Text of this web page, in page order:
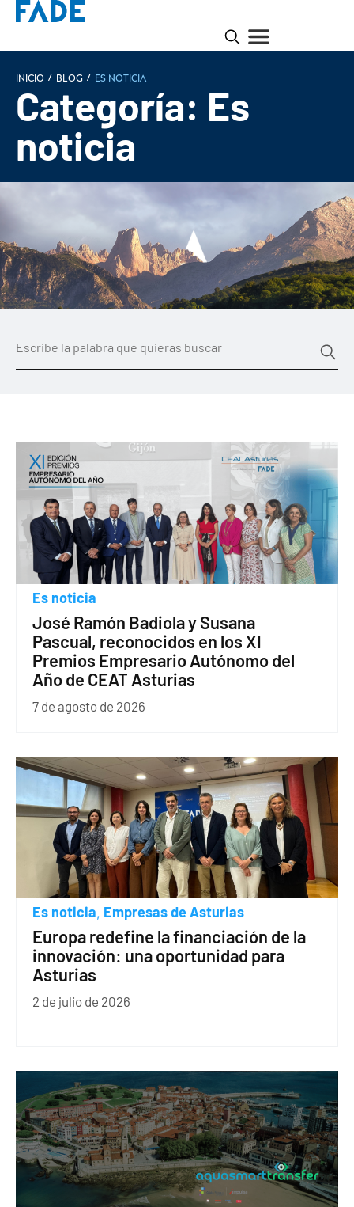
INICIO / Blog / Es noticia
Categoría: Es
noticia
Es noticia
José Ramón Badiola y Susana
Pascual, reconocidos en los XI
Premios Empresario Autónomo del
Año de CEAT Asturias
7 de agosto de 2026
Es noticia, Empresas de Asturias
Europa redefine la financiación de la
innovación: una oportunidad para
Asturias
2 de julio de 2026